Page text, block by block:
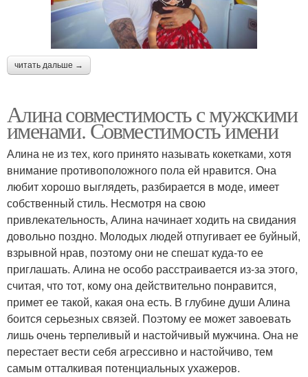
читать дальше →
Алина совместимость с мужскими
именами. Совместимость имени
Алина не из тех, кого принято называть кокетками, хотя
внимание противоположного пола ей нравится. Она
любит хорошо выглядеть, разбирается в моде, имеет
собственный стиль. Несмотря на свою
привлекательность, Алина начинает ходить на свидания
довольно поздно. Молодых людей отпугивает ее буйный,
взрывной нрав, поэтому они не спешат куда-то ее
приглашать. Алина не особо расстраивается из-за этого,
считая, что тот, кому она действительно понравится,
примет ее такой, какая она есть. В глубине души Алина
боится серьезных связей. Поэтому ее может завоевать
лишь очень терпеливый и настойчивый мужчина. Она не
перестает вести себя агрессивно и настойчиво, тем
самым отталкивая потенциальных ухажеров.